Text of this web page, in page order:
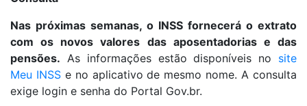
Nas próximas semanas, o INSS fornecerá o extrato
com os novos valores das aposentadorias e das
pensões. As informações estão disponíveis no site
Meu INSSe no aplicativo de mesmo nome. A consulta
exige login e senha do Portal Gov.br.